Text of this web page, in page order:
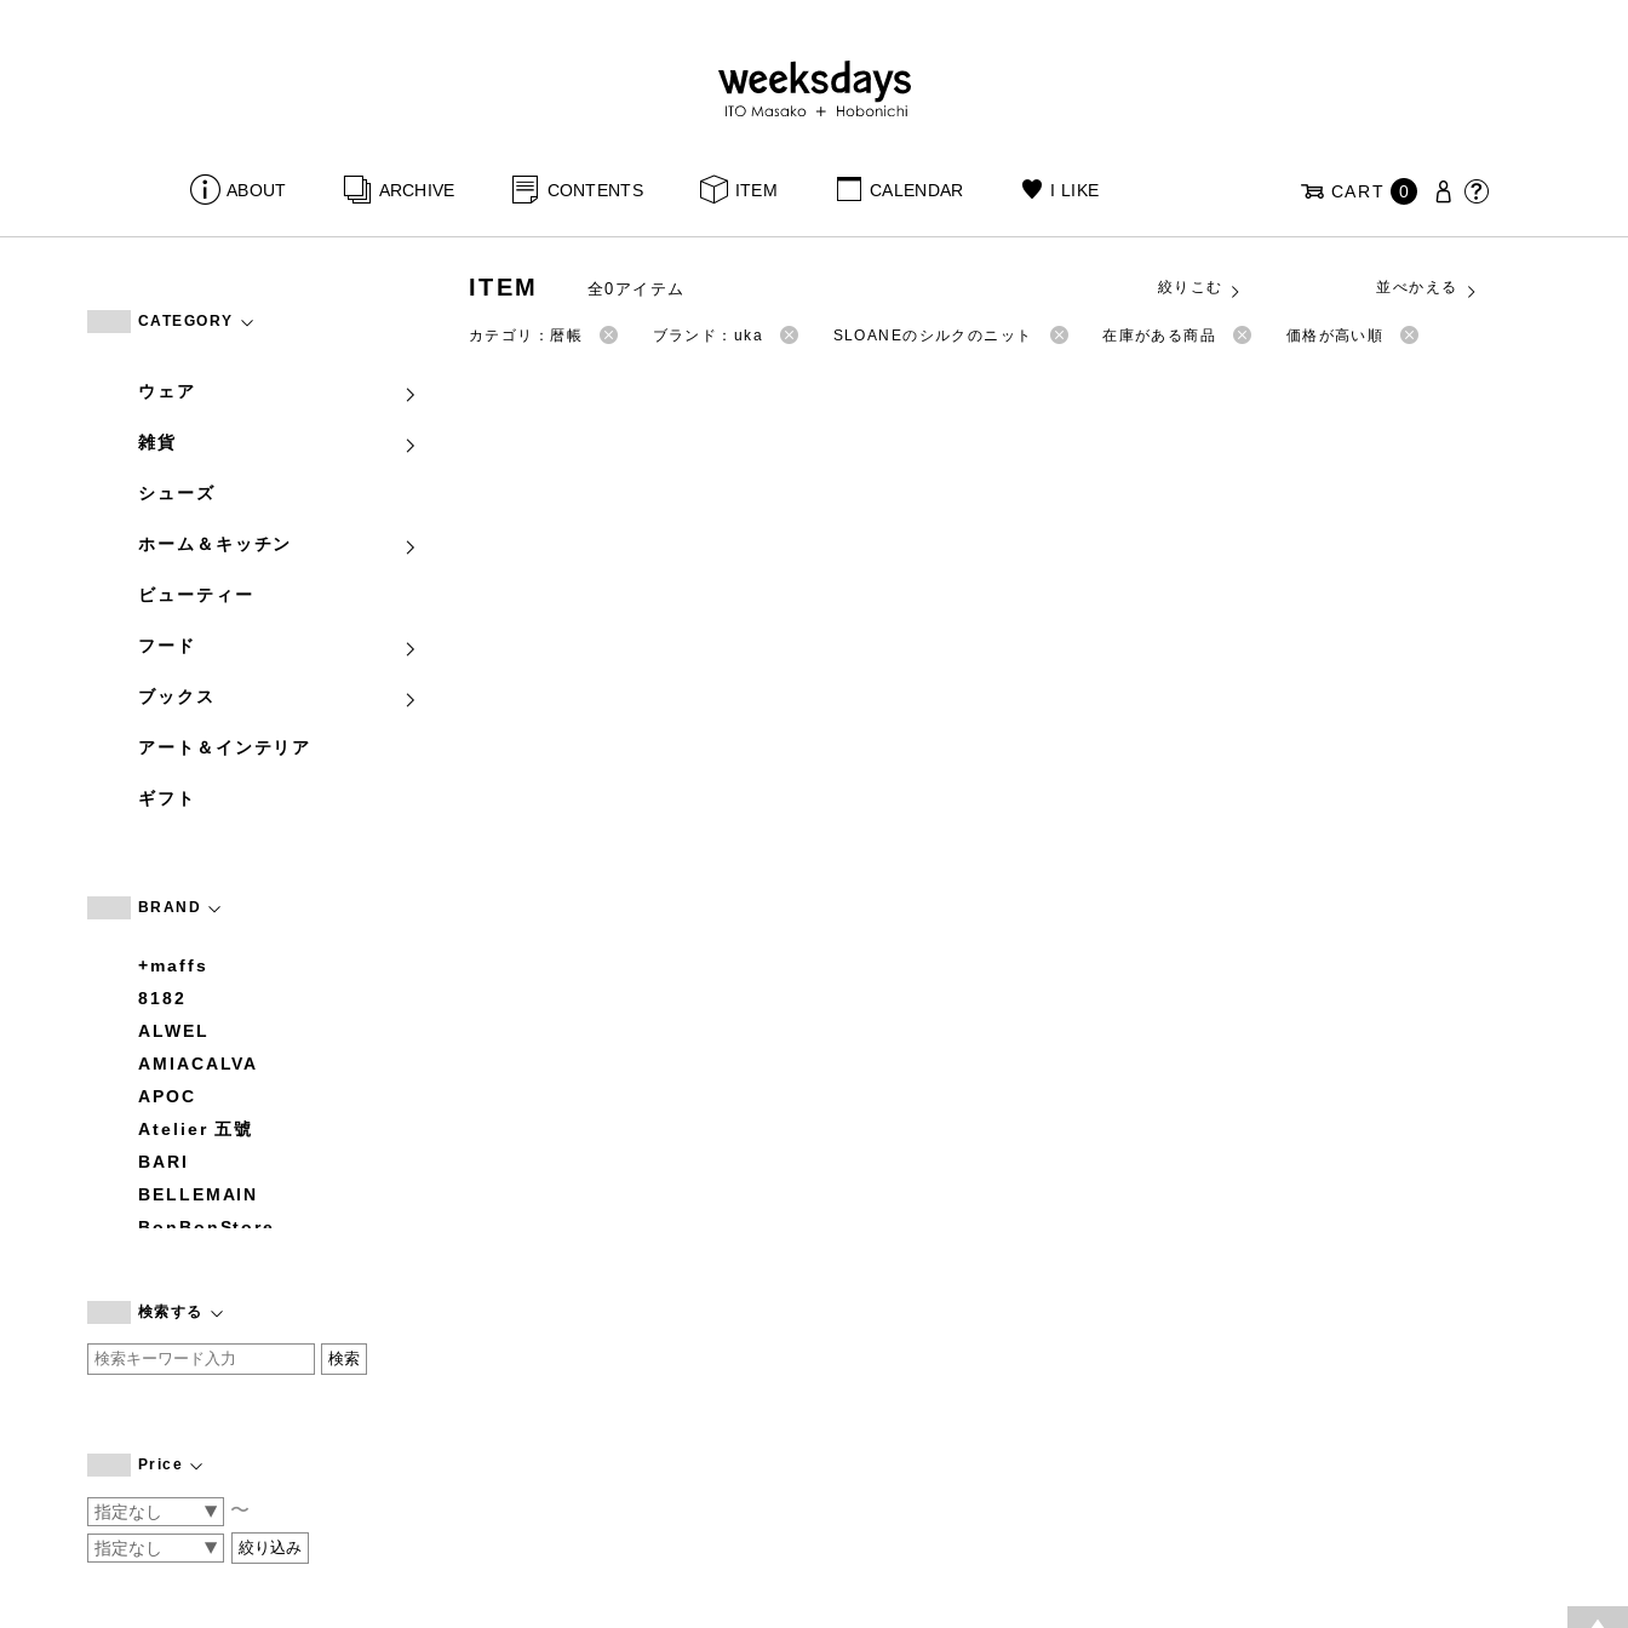
ABOUT ARCHIVE CONTENTS ITEM CALENDAR I LIKE CART 0
CATEGORY
ウェア
雑貨
シューズ
ホーム＆キッチン
ビューティー
フード
ブックス
アート＆インテリア
ギフト
BRAND
+maffs
8182
ALWEL
AMIACALVA
APOC
Atelier 五號
BARI
BELLEMAIN
BonBonStore
by basics
CATWORTH
COGTHEBIGSMOKE
CONVERSE
DEAN & DELUCA
検索する
Price
〜
ITEM 全0アイテム 絞りこむ 並べかえる
カテゴリ：暦帳 ブランド：uka SLOANEのシルクのニット 在庫がある商品 価格が高い順